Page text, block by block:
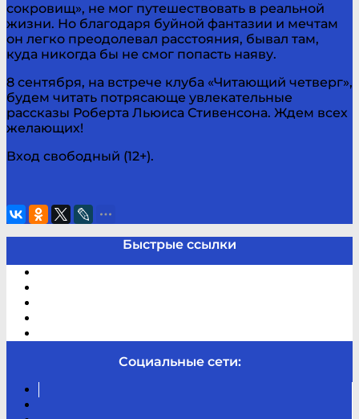
сокровищ», не мог путешествовать в реальной
жизни. Но благодаря буйной фантазии и мечтам
он легко преодолевал расстояния, бывал там,
куда никогда бы не смог попасть наяву.
8 сентября, на встрече клуба «Читающий четверг»,
будем читать потрясающе увлекательные
рассказы Роберта Льюиса Стивенсона. Ждем всех
желающих!
Вход свободный (12+).
Быстрые ссылки
Социальные сети: